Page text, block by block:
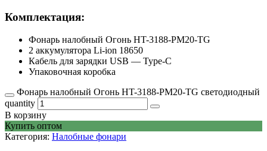
Комплектация:
Фонарь налобный Огонь HT-3188-PM20-TG
2 аккумулятора Li-ion 18650
Кабель для зарядки USB — Type-C
Упаковочная коробка
Фонарь налобный Огонь HT-3188-PM20-TG светодиодный
quantity
В корзину
Купить оптом
Категория: Налобные фонари